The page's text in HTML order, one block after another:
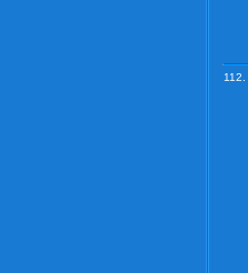
112.